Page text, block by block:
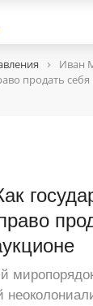
›
Иван
продать